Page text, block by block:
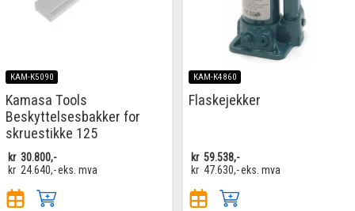
KAM-K5090
Kamasa Tools
Beskyttelsesbakker for
skruestikke 125
kr 30.800,-
kr 24.640,-eks. mva
KAM-K4860
Flaskejekker
kr 59.538,-
kr 47.630,-eks. mva